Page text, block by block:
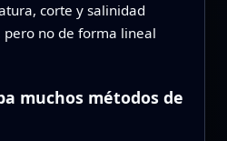
corte y salinidad
no de forma lineal
muchos métodos de